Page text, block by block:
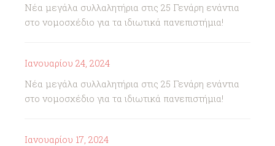
Νέα μεγάλα συλλαλητήρια στις 25 Γενάρη ενάντια
στο νομοσχέδιο για τα ιδιωτικά πανεπιστήμια!
Ιανουαρίου 24, 2024
Νέα μεγάλα συλλαλητήρια στις 25 Γενάρη ενάντια
στο νομοσχέδιο για τα ιδιωτικά πανεπιστήμια!
Ιανουαρίου 17, 2024